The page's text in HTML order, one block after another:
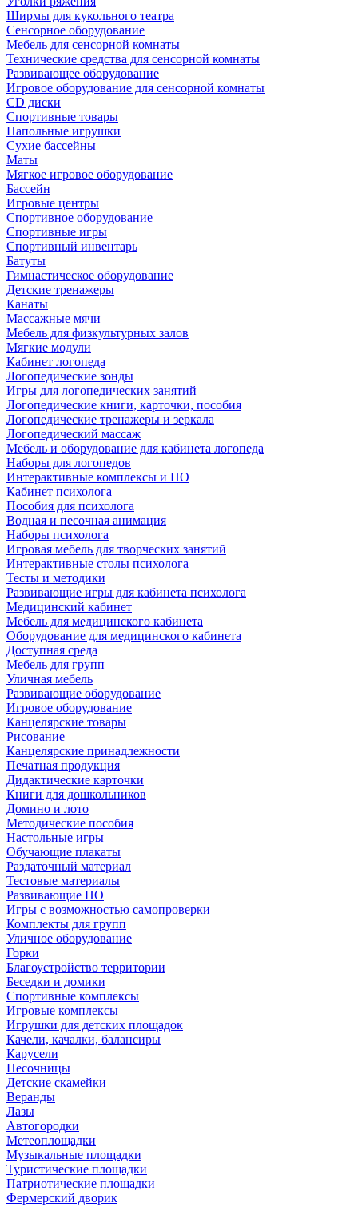
Ширмы для кукольного театра
Сенсорное оборудование
Мебель для сенсорной комнаты
Технические средства для сенсорной комнаты
Развивающее оборудование
Игровое оборудование для сенсорной комнаты
CD диски
Спортивные товары
Напольные игрушки
Сухие бассейны
Маты
Мягкое игровое оборудование
Бассейн
Игровые центры
Спортивное оборудование
Спортивные игры
Спортивный инвентарь
Батуты
Гимнастическое оборудование
Детские тренажеры
Канаты
Массажные мячи
Мебель для физкультурных залов
Мягкие модули
Кабинет логопеда
Логопедические зонды
Игры для логопедических занятий
Логопедические книги, карточки, пособия
Логопедические тренажеры и зеркала
Логопедический массаж
Мебель и оборудование для кабинета логопеда
Наборы для логопедов
Интерактивные комплексы и ПО
Кабинет психолога
Пособия для психолога
Водная и песочная анимация
Наборы психолога
Игровая мебель для творческих занятий
Интерактивные столы психолога
Тесты и методики
Развивающие игры для кабинета психолога
Медицинский кабинет
Мебель для медицинского кабинета
Оборудование для медицинского кабинета
Доступная среда
Мебель для групп
Уличная мебель
Развивающие оборудование
Игровое оборудование
Канцелярские товары
Рисование
Канцелярские принадлежности
Печатная продукция
Дидактические карточки
Книги для дошкольников
Домино и лото
Методические пособия
Настольные игры
Обучающие плакаты
Раздаточный материал
Тестовые материалы
Развивающие ПО
Игры с возможностью самопроверки
Комплекты для групп
Уличное оборудование
Горки
Благоустройство территории
Беседки и домики
Спортивные комплексы
Игровые комплексы
Игрушки для детских площадок
Качели, качалки, балансиры
Карусели
Песочницы
Детские скамейки
Веранды
Лазы
Автогородки
Метеоплощадки
Музыкальные площадки
Туристические площадки
Патриотические площадки
Фермерский дворик